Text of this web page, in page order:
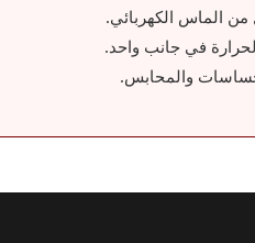
الماس الكهربائي.
في جانب واحد.
والمحابس.